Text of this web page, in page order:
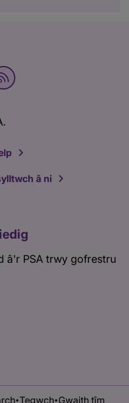
â ni
â'r PSA trwy gofrestru
•Tegwch• Gwaith tîm